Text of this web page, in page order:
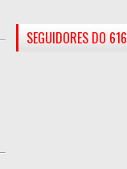
SEGUIDORES DO 616